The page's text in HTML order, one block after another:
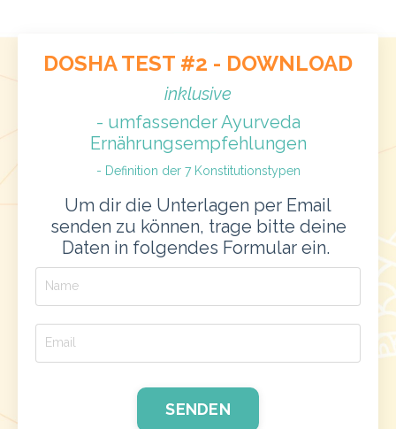
DOSHA TEST #2 - DOWNLOAD
inklusive
- umfassender Ayurveda
Ernährungsempfehlungen
- Definition der 7 Konstitutionstypen
Um dir die Unterlagen per Email
senden zu können, trage bitte deine
Daten in folgendes Formular ein.
SENDEN